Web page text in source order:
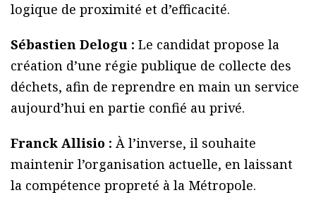
logique de proximité et d’efficacité.
Sébastien Delogu : Le candidat propose la
création d’une régie publique de collecte des
déchets, afin de reprendre en main un service
aujourd’hui en partie confié au privé.
Franck Allisio : À l’inverse, il souhaite
maintenir l’organisation actuelle, en laissant
la compétence propreté à la Métropole.